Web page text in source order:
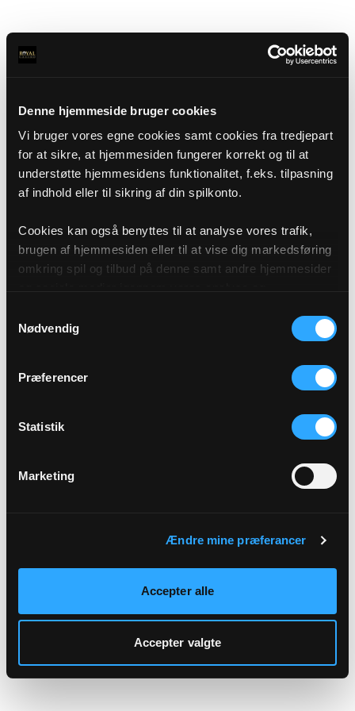
Denne hjemmeside bruger cookies
Vi bruger vores egne cookies samt cookies fra tredjepart
for at sikre, at hjemmesiden fungerer korrekt og til at
understøtte hjemmesidens funktionalitet, f.eks. tilpasning
af indhold eller til sikring af din spilkonto.
Cookies kan også benyttes til at analyse vores trafik,
brugen af hjemmesiden eller til at vise dig markedsføring
omkring spil og tilbud på denne samt andre hjemmesider
af cookies under "Detaljer" eller ved at klikke videre til
vores Cookiepolitik, som du finder i bunden af vores
Nødvendig
Præferencer
Statistik
Marketing
Ændre mine præferancer
Accepter alle
Accepter valgte